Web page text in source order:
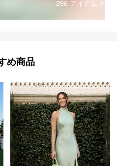
296 アイテム
め商品